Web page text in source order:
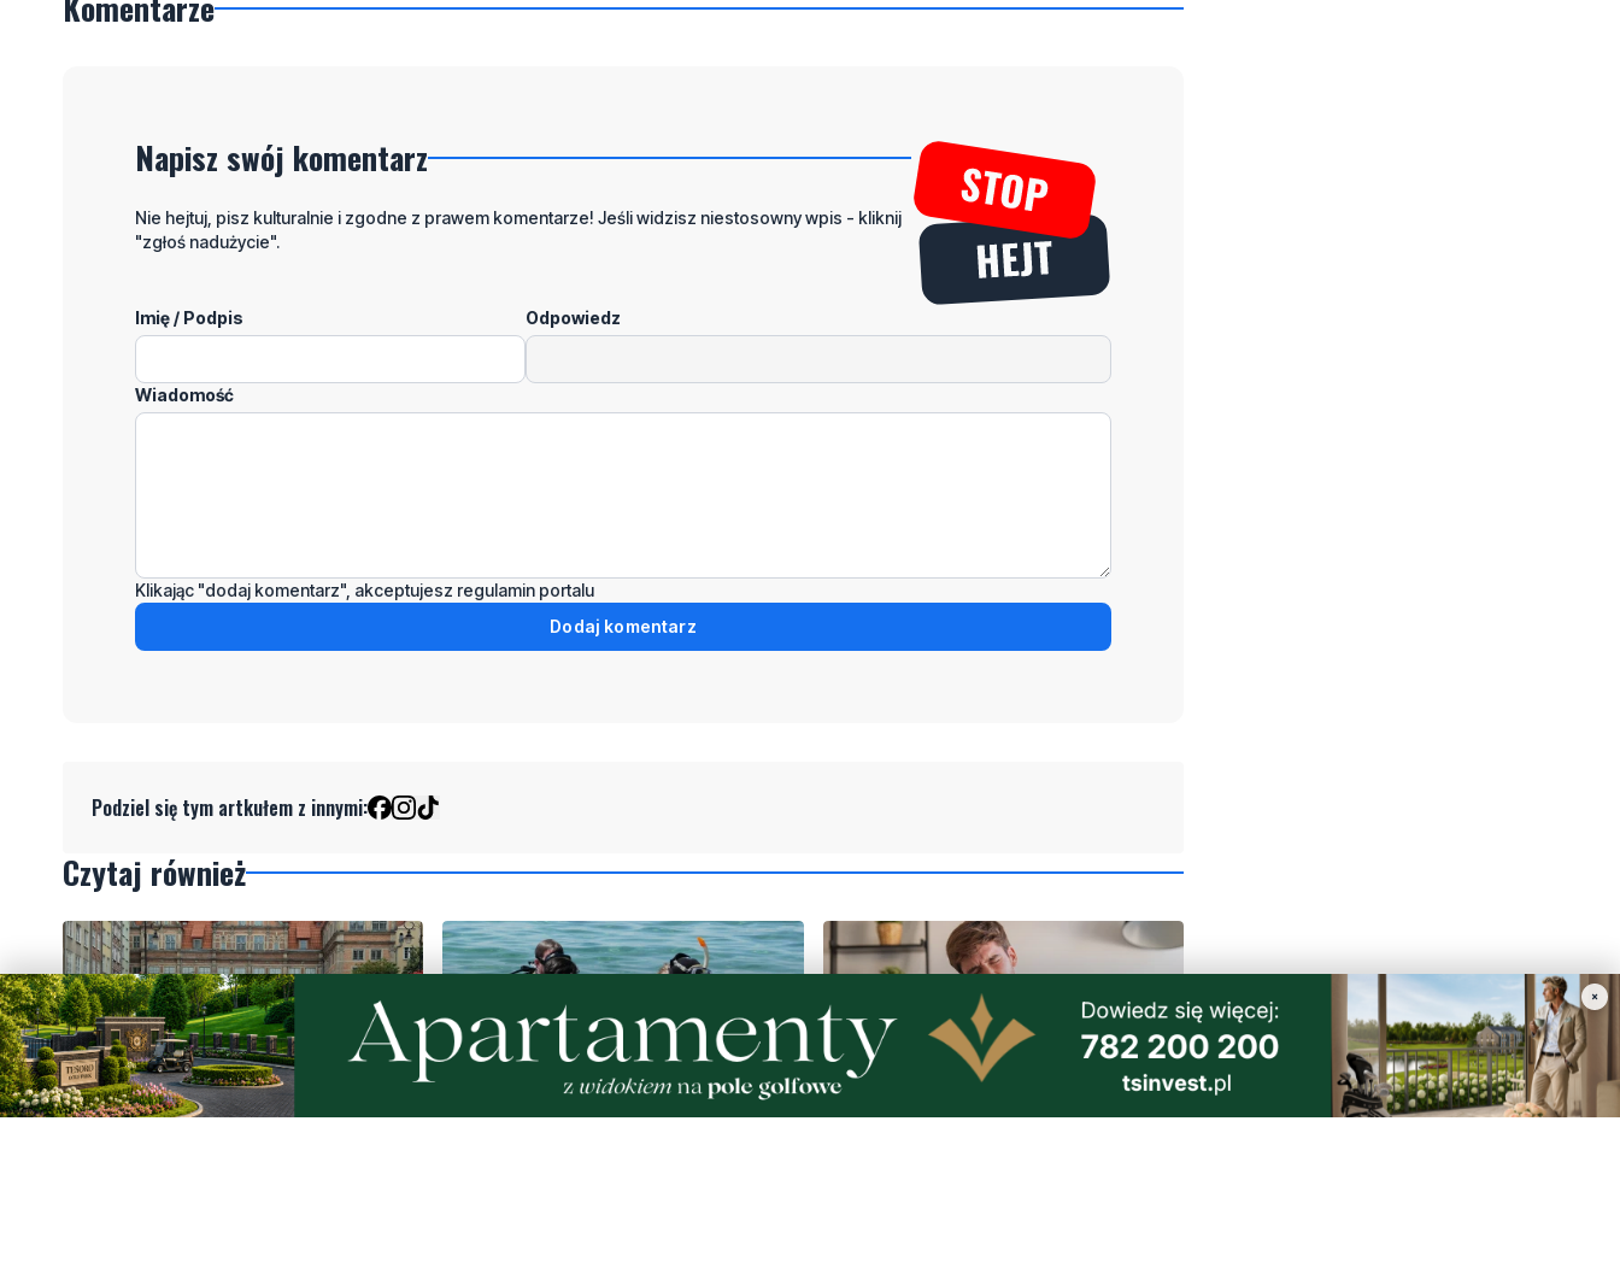
Napisz swój komentarz
Nie hejtuj, pisz kulturalnie i zgodne z prawem komentarze! Jeśli widzisz niestosowny wpis - kliknij
"zgłoś nadużycie".
Imię / Podpis Odpowiedz
Wiadomość
Klikając "dodaj komentarz", akceptujesz regulamin portalu
Dodaj komentarz
Podziel się tym artkułem z innymi:
Czytaj również
×